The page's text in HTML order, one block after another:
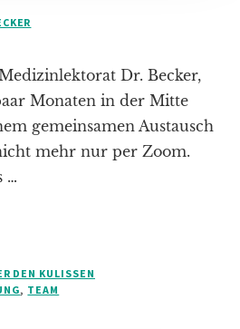
Dr. Becker,
Monaten in der Mitte
gemeinsamen Austausch
mehr nur per Zoom.
…
DEN KULISSEN
, TEAM